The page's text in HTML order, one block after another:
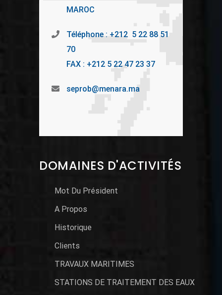
MAROC
Téléphone : +212 5 22 88 51
70
FAX : +212 5 22 47 23 37
seprob@menara.ma
DOMAINES D'ACTIVITÉS
Mot Du Président
A Propos
Historique
Clients
TRAVAUX MARITIMES
STATIONS DE TRAITEMENT DES EAUX